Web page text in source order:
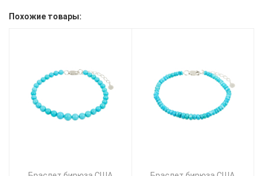
Похожие товары: